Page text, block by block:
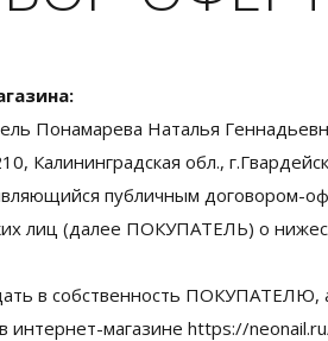
Понамарева Наталья
Калининградская обл.,
публичным договором-
лиц (далее ПОКУПАТЕЛЬ) о
в собственность
интернет-магазине https://